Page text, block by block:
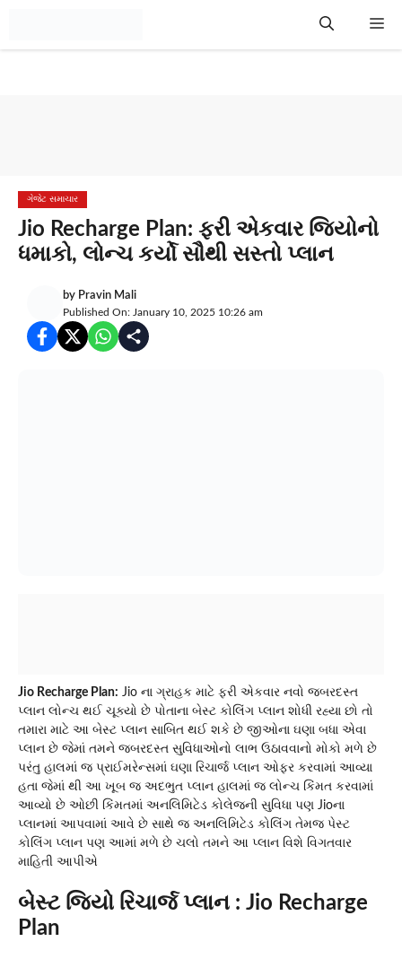
ગેજેટ સમાચાર
Jio Recharge Plan: ફરી એકવાર જિયોનો
ધમાકો, લોન્ચ કર્યો સૌથી સસ્તો પ્લાન
by Pravin Mali
Published On: January 10, 2025 10:26 am
Jio Recharge Plan: Jio ના ગ્રાહક માટે ફરી એકવાર નવો જબરદસ્ત
પ્લાન લોન્ચ થઈ ચૂક્યો છે પોતાના બેસ્ટ કોલિંગ પ્લાન શોધી રહ્યા છો તો
તમારા માટે આ બેસ્ટ પ્લાન સાબિત થઈ શકે છે જીઓના ઘણા બધા એવા
પ્લાન છે જેમાં તમને જબરદસ્ત સુવિધાઓનો લાભ ઉઠાવવાનો મોકો મળે છે
પરંતુ હાલમાં જ પ્રાઈમરેન્સમાં ઘણા રિચાર્જ પ્લાન ઓફર કરવામાં આવ્યા
હતા જેમાં થી આ ખૂબ જ અદભુત પ્લાન હાલમાં જ લોન્ચ કિંમત કરવામાં
આવ્યો છે ઓછી કિંમતમાં અનલિમિટેડ કોલેજની સુવિધા પણ Jioના
પ્લાનમાં આપવામાં આવે છે સાથે જ અનલિમિટેડ કોલિંગ તેમજ પેસ્ટ
કોલિંગ પ્લાન પણ આમાં મળે છે ચલો તમને આ પ્લાન વિશે વિગતવાર
માહિતી આપીએ
બેસ્ટ જિયો રિચાર્જ પ્લાન : Jio Recharge
Plan